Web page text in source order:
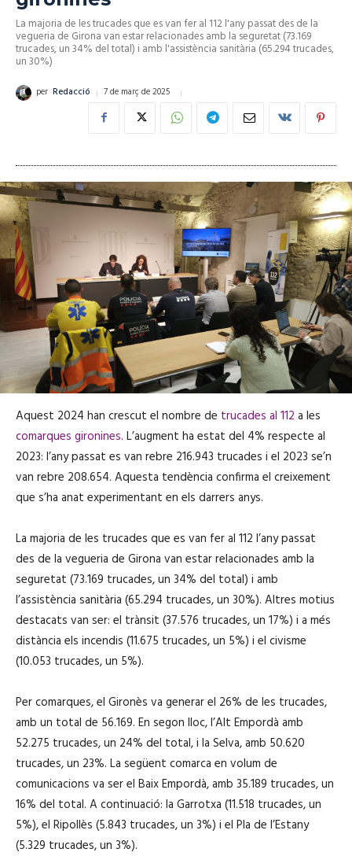
La majoria de les trucades que es van fer al 112 l'any passat des de la
vegueria de Girona van estar relacionades amb la seguretat (73.169
trucades, un 34% del total) i amb l'assistència sanitària (65.294 trucades,
un 30%)
per Redacció 7 de març de 2025
Aquest 2024 han crescut el nombre de trucades al 112 a les
comarques gironines. L’augment ha estat del 4% respecte al
2023: l’any passat es van rebre 216.943 trucades i el 2023 se’n
van rebre 208.654. Aquesta tendència confirma el creixement
que s’ha anat experimentant en els darrers anys.
La majoria de les trucades que es van fer al 112 l’any passat
des de la vegueria de Girona van estar relacionades amb la
seguretat (73.169 trucades, un 34% del total) i amb
l’assistència sanitària (65.294 trucades, un 30%). Altres motius
destacats van ser: el trànsit (37.576 trucades, un 17%) i a més
distància els incendis (11.675 trucades, un 5%) i el civisme
(10.053 trucades, un 5%).
Per comarques, el Gironès va generar el 26% de les trucades,
amb un total de 56.169. En segon lloc, l’Alt Empordà amb
52.275 trucades, un 24% del total, i la Selva, amb 50.620
trucades, un 23%. La següent comarca en volum de
comunicacions va ser el Baix Empordà, amb 35.189 trucades, un
16% del total. A continuació: la Garrotxa (11.518 trucades, un
5%), el Ripollès (5.843 trucades, un 3%) i el Pla de l’Estany
(5.329 trucades, un 3%).